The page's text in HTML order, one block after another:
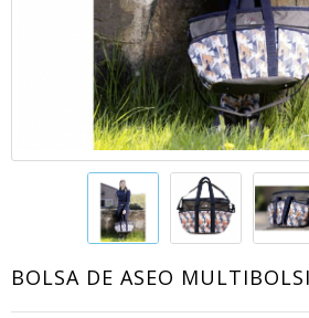
BOLSA DE ASEO